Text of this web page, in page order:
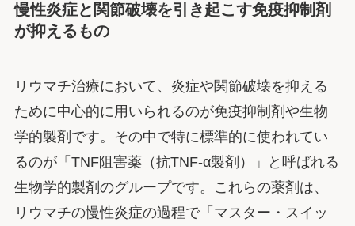
慢性炎症と関節破壊を引き起こす免疫抑制剤
が抑えるもの
リウマチ治療において、炎症や関節破壊を抑える
ために中心的に用いられるのが免疫抑制剤や生物
学的製剤です。その中で特に標準的に使われてい
るのが「TNF阻害薬（抗TNF-α製剤）」と呼ばれる
生物学的製剤のグループです。これらの薬剤は、
リウマチの慢性炎症の過程で「マスター・スイッ